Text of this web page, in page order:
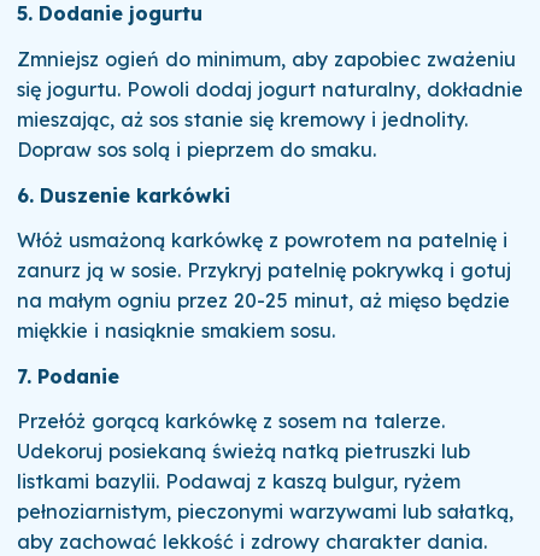
5. Dodanie jogurtu
Zmniejsz ogień do minimum, aby zapobiec zważeniu
się jogurtu. Powoli dodaj jogurt naturalny, dokładnie
mieszając, aż sos stanie się kremowy i jednolity.
Dopraw sos solą i pieprzem do smaku.
6. Duszenie karkówki
Włóż usmażoną karkówkę z powrotem na patelnię i
zanurz ją w sosie. Przykryj patelnię pokrywką i gotuj
na małym ogniu przez 20-25 minut, aż mięso będzie
miękkie i nasiąknie smakiem sosu.
7. Podanie
Przełóż gorącą karkówkę z sosem na talerze.
Udekoruj posiekaną świeżą natką pietruszki lub
listkami bazylii. Podawaj z kaszą bulgur, ryżem
pełnoziarnistym, pieczonymi warzywami lub sałatką,
aby zachować lekkość i zdrowy charakter dania.